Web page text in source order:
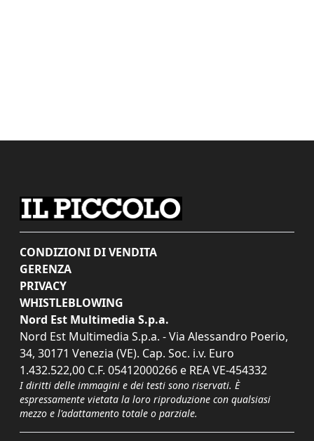
CONDIZIONI DI VENDITA
GERENZA
PRIVACY
WHISTLEBLOWING
Nord Est Multimedia S.p.a.
Nord Est Multimedia S.p.a. - Via Alessandro Poerio,
34, 30171 Venezia (VE). Cap. Soc. i.v. Euro
1.432.522,00 C.F. 05412000266 e REA VE-454332
I diritti delle immagini e dei testi sono riservati. È
espressamente vietata la loro riproduzione con qualsiasi
mezzo e l'adattamento totale o parziale.